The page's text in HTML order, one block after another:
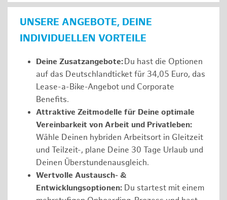
UNSERE ANGEBOTE, DEINE
INDIVIDUELLEN VORTEILE
Deine Zusatzangebote: Du hast die Optionen
auf das Deutschlandticket für 34,05 Euro, das
Lease-a-Bike-Angebot und Corporate
Benefits.
Attraktive Zeitmodelle für Deine optimale
Vereinbarkeit von Arbeit und Privatleben:
Wähle Deinen hybriden Arbeitsort in Gleitzeit
und Teilzeit-, plane Deine 30 Tage Urlaub und
Deinen Überstundenausgleich.
Wertvolle Austausch- &
Entwicklungsoptionen: Du startest mit einem